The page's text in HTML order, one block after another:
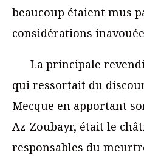
beaucoup étaient mus
considérations
La principale
qui ressortait du
Mecque en apportant
Az-Zoubayr, était le
responsables du